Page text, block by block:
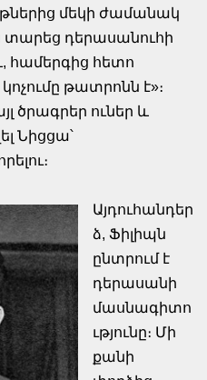
մեկի ժամանակ
տարեց դերասանուհի
համերգից հետո
թատրոնն է»։
ծրագրեր ուներ և
Նիցցա՝
Այդուհանդեր
ձ, Ֆիլիպն
ընտրում է
դերասանի
մասնագիտո
ւթյունը։ Մի
քանի